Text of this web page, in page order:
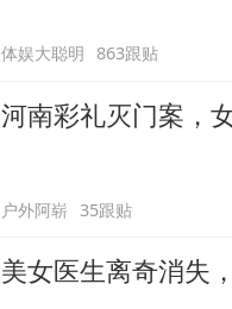
体娱大聪明 863跟贴
河南彩礼灭门案，
户外阿崭 35跟贴
美女医生离奇消失